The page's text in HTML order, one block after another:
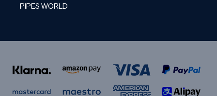
PIPES WORLD